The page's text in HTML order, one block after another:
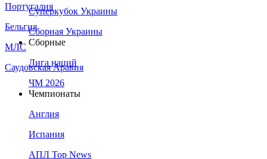
Португалия
Бельгия
МЛС
Саудовская Аравия
Суперкубок Украины
Сборная Украины
Сборные
Лига наций
ЧМ 2026
Чемпионаты
Англия
Испания
АПЛ Top News